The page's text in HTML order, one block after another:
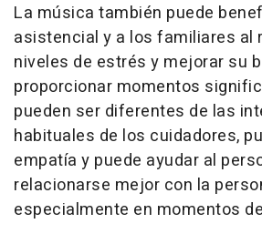
La música también puede
asistencial y a los familiares al
niveles de estrés y mejorar su
proporcionar momentos
pueden ser diferentes de las
habituales de los cuidadores,
empatía y puede ayudar al
relacionarse mejor con la
especialmente en momentos